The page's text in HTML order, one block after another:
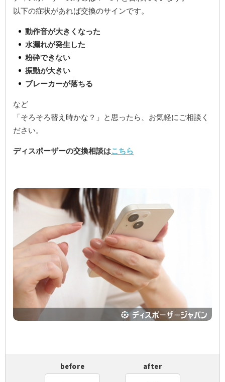
以下の症状があれば交換のサインです。
動作音が大きくなった
水漏れが発生した
粉砕できない
振動が大きい
ブレーカーが落ちる
など
「そろそろ替え時かな？」と思ったら、お気軽にご相談く
ださい。
ディスポーザーの交換相談はこちら
before after